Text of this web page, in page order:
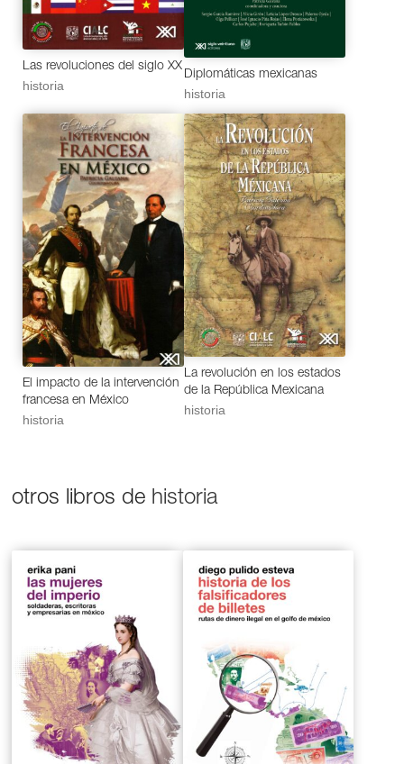
Las revoluciones del siglo XX
historia
Diplomáticas mexicanas
historia
El impacto de la intervención
francesa en México
historia
La revolución en los estados
de la República Mexicana
historia
otros libros de historia